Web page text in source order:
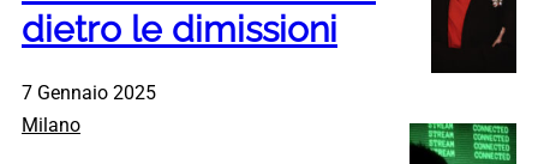
dietro le dimissioni
7 Gennaio 2025
Milano